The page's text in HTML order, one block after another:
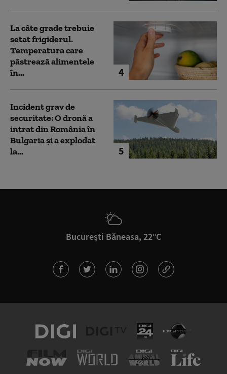
4
La câte grade trebuie
setat frigiderul.
Temperatura care
păstrează alimentele
în...
5
Incident grav de
securitate: O dronă a
intrat din România în
Bulgaria şi a explodat
la...
București Băneasa, 22°C